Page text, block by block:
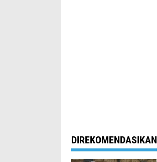
DIREKOMENDASIKAN